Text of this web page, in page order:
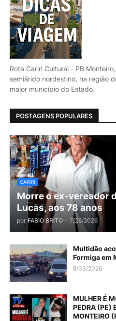
Rota Cariri Cultural - PB
semiárido nordestino, na região
maior município do Estado.
POSTAGENS POPULARES
CARIRI
Morre o ex-vereador
Lucas, aos 78 anos
por FABIO BRITO - 7/26/2026
Multidão
Formiga em
8/03/2026
MULHER É
PEDRA (PE)
MONTEIRO